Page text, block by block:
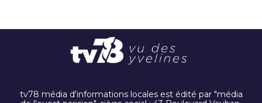
tv78 média d'informations locales est édité par "média